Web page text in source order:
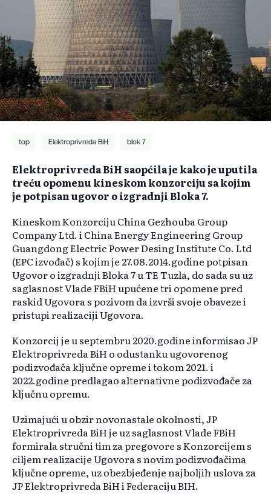
top Elektroprivreda BiH blok 7
Elektroprivreda BiH saopćila je kako je uputila
treću opomenu kineskom konzorciju sa kojim
je potpisan ugovor o izgradnji Bloka 7.
Kineskom Konzorciju China Gezhouba Group
Company Ltd. i China Energy Engineering Group
Guangdong Electric Power Desing Institute Co. Ltd
(EPC izvođač) s kojim je 27.08.2014.godine potpisan
Ugovor o izgradnji Bloka 7 u TE Tuzla, do sada su uz
saglasnost Vlade FBiH upućene tri opomene pred
raskid Ugovora s pozivom da izvrši svoje obaveze i
pristupi realizaciji Ugovora.
Konzorcij je u septembru 2020.godine informisao JP
Elektroprivreda BiH o odustanku ugovorenog
podizvođača ključne opreme i tokom 2021. i
2022.godine predlagao alternativne podizvođače za
ključnu opremu.
Uzimajući u obzir novonastale okolnosti, JP
Elektroprivreda BiH je uz saglasnost Vlade FBiH
formirala stručni tim za pregovore s Konzorcijem s
ciljem realizacije Ugovora s novim podizvođačima
ključne opreme, uz obezbjeđenje najboljih uslova za
JP Elektroprivreda BiH i Federaciju BIH.